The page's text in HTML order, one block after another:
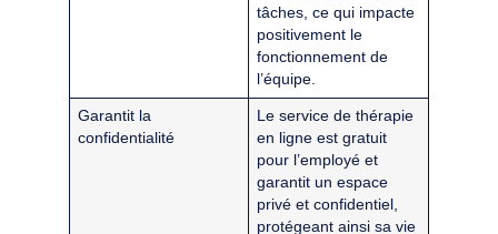
tâches, ce qui impacte
positivement le
fonctionnement de
l’équipe.
Garantit la
confidentialité
Le service de thérapie
en ligne est gratuit
pour l’employé et
garantit un espace
privé et confidentiel,
protégeant ainsi sa vie